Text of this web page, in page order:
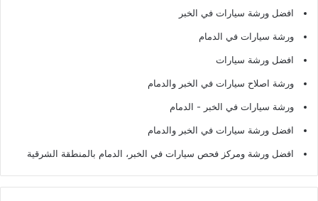
افضل ورشة سيارات في الخبر
ورشة سيارات في الدمام
افضل ورشة سيارات
ورشة اصلاح سيارات في الخبر والدمام
ورشة سيارات في الخبر - الدمام
افضل ورشة سيارات في الخبر والدمام
افضل ورشة ومركز فحص سيارات في الخبر، الدمام بالمنطقة الشرقية